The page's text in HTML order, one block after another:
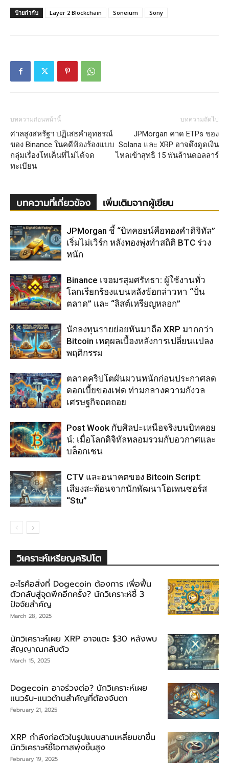
ป้ายกำกับ Layer 2 Blockchain Soneium Sony
บทความก่อนหน้านี้
ศาลสูงสหรัฐฯ ปฏิเสธคำอุทธรณ์
ของ Binance ในคดีฟ้องร้องแบบ
กลุ่มเรื่องโทเค็นที่ไม่ได้จด
ทะเบียน
บทความถัดไป
JPMorgan คาด ETPs ของ
Solana และ XRP อาจดึงดูดเงิน
ไหลเข้าสุทธิ 15 พันล้านดอลลาร์
บทความที่เกี่ยวข้อง เพิ่มเติมจากผู้เขียน
JPMorgan ชี้ “บิทคอยน์คือทองคำดิจิทัล”
เริ่มไม่เวิร์ก หลังทองพุ่งทำสถิติ BTC ร่วง
หนัก
Binance เจอมรสุมศรัทธา: ผู้ใช้งานทั่ว
โลกเรียกร้องแบนหลังข้อกล่าวหา “ปั่น
ตลาด” และ “ลิสต์เหรียญหลอก”
นักลงทุนรายย่อยหันมาถือ XRP มากกว่า
Bitcoin เหตุผลเบื้องหลังการเปลี่ยนแปลง
พฤติกรรม
ตลาดคริปโตผันผวนหนักก่อนประกาศลด
ดอกเบี้ยของเฟด ท่ามกลางความกังวล
เศรษฐกิจถดถอย
Post Wook กับศิลปะเหนือจริงบนบิทคอย
น์: เมื่อโลกดิจิทัลหลอมรวมกับอวกาศและ
บล็อกเชน
CTV และอนาคตของ Bitcoin Script:
เสียงสะท้อนจากนักพัฒนาโอเพนซอร์ส
“Stu”
วิเคราะห์เหรียญคริปโต
อะไรคือสิ่งที่ Dogecoin ต้องการ เพื่อฟื้น
ตัวกลับสู่จุดพีคอีกครั้ง? นักวิเคราะห์ชี้ 3
ปัจจัยสำคัญ
March 28, 2025
นักวิเคราะห์เผย XRP อาจแตะ $30 หลังพบ
สัญญาณกลับตัว
March 15, 2025
Dogecoin อาจร่วงต่อ? นักวิเคราะห์เผย
แนวรับ-แนวต้านสำคัญที่ต้องจับตา
February 21, 2025
XRP กำลังก่อตัวในรูปแบบสามเหลี่ยมขาขึ้น
นักวิเคราะห์ชี้โอกาสพุ่งขึ้นสูง
February 19, 2025